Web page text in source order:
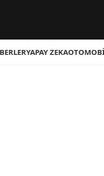
YAPAY ZEKA